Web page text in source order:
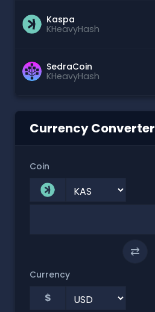
Kaspa
KHeavyHash
SedraCoin
KHeavyHash
Currency Converter
Coin
⇄
Currency
$